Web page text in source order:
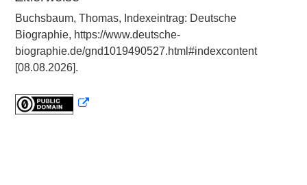
Buchsbaum, Thomas, Indexeintrag: Deutsche
Biographie, https://www.deutsche-
biographie.de/gnd1019490527.html#indexcontent
[08.08.2026].